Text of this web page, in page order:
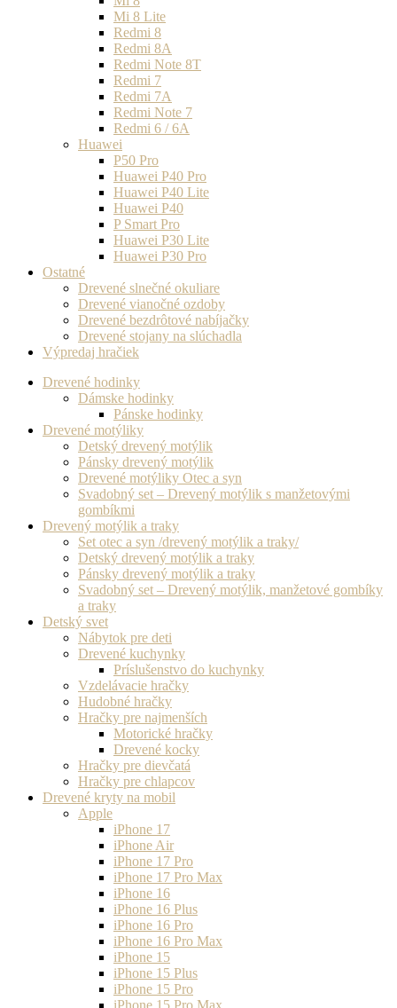
Mi 8 Lite
Redmi 8
Redmi 8A
Redmi Note 8T
Redmi 7
Redmi 7A
Redmi Note 7
Redmi 6 / 6A
Huawei
P50 Pro
Huawei P40 Pro
Huawei P40 Lite
Huawei P40
P Smart Pro
Huawei P30 Lite
Huawei P30 Pro
Ostatné
Drevené slnečné okuliare
Drevené vianočné ozdoby
Drevené bezdrôtové nabíjačky
Drevené stojany na slúchadla
Výpredaj hračiek
Drevené hodinky
Dámske hodinky
Pánske hodinky
Drevené motýliky
Detský drevený motýlik
Pánsky drevený motýlik
Drevené motýliky Otec a syn
Svadobný set – Drevený motýlik s manžetovými
gombíkmi
Drevený motýlik a traky
Set otec a syn /drevený motýlik a traky/
Detský drevený motýlik a traky
Pánsky drevený motýlik a traky
Svadobný set – Drevený motýlik, manžetové gombíky
a traky
Detský svet
Nábytok pre deti
Drevené kuchynky
Príslušenstvo do kuchynky
Vzdelávacie hračky
Hudobné hračky
Hračky pre najmenších
Motorické hračky
Drevené kocky
Hračky pre dievčatá
Hračky pre chlapcov
Drevené kryty na mobil
Apple
iPhone 17
iPhone Air
iPhone 17 Pro
iPhone 17 Pro Max
iPhone 16
iPhone 16 Plus
iPhone 16 Pro
iPhone 16 Pro Max
iPhone 15
iPhone 15 Plus
iPhone 15 Pro
iPhone 15 Pro Max